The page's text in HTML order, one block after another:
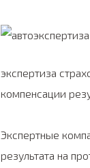
экспертиза
компенсации
Экспертные
результата на